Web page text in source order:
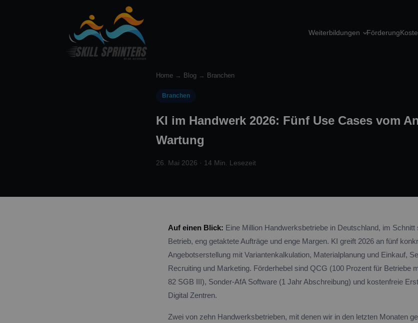
Weiterbildungen Förderung
Home → Blog → Branchen
Branchen
KI im Handwerk 2026: Fünf Use Cases vom
Wartung
26. Mai 2026 · 14 Min. Lesezeit
Auf einen Blick: Eine Million Handwerksbetriebe in Deutschland, im Schnitt
Betrieb, eng getaktete Aufträge und enge Margen. KI greift 2026 an fünf
Angebotserstellung mit Variantenkalkulation, Materialplanung und Einkauf,
Recruiting und Marketing. Förderhebel sind QCG (100 Prozent für Betriebe
82 SGB III), Sonder-AfA Software (1 Jahr Abschreibung) und kostenfreie
Digital Zentren.
Zwei von zehn Handwerksbetrieben, mit denen wir in den letzten Monaten